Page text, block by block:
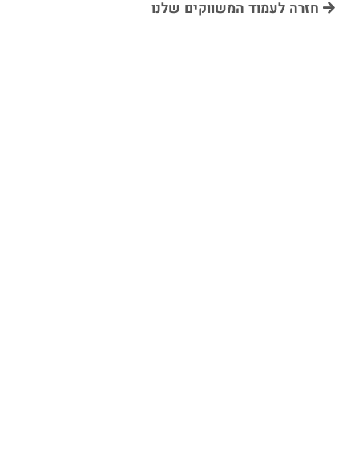
חזרה לעמוד המשווקים שלנו